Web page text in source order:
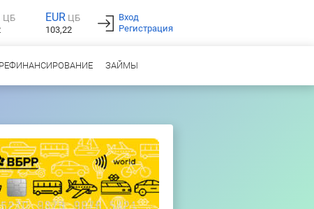
ЦБ
EUR ЦБ
103,22
Вход
Регистрация
РЕФИНАНСИРОВАНИЕ ЗАЙМЫ